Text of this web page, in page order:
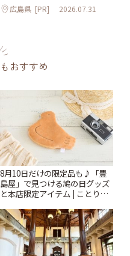
広島県 [PR] 2026.07.31
おすすめ
8月10日だけの限定品も♪「豊
島屋」で見つける鳩の日グッズ
と本店限定アイテム | ことりっ